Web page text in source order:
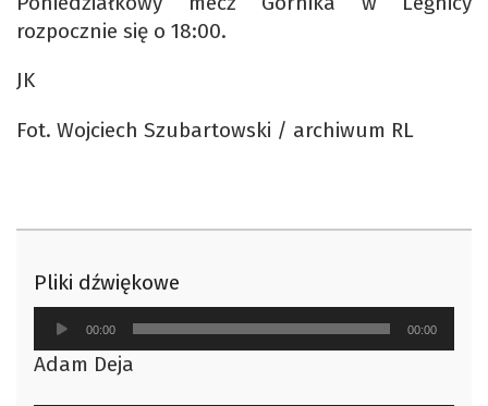
rozpocznie się o 18:00.
JK
Fot. Wojciech Szubartowski / archiwum RL
Pliki dźwiękowe
Odtwarzacz
plików
dźwiękowych
00:00 00:00
Adam Deja